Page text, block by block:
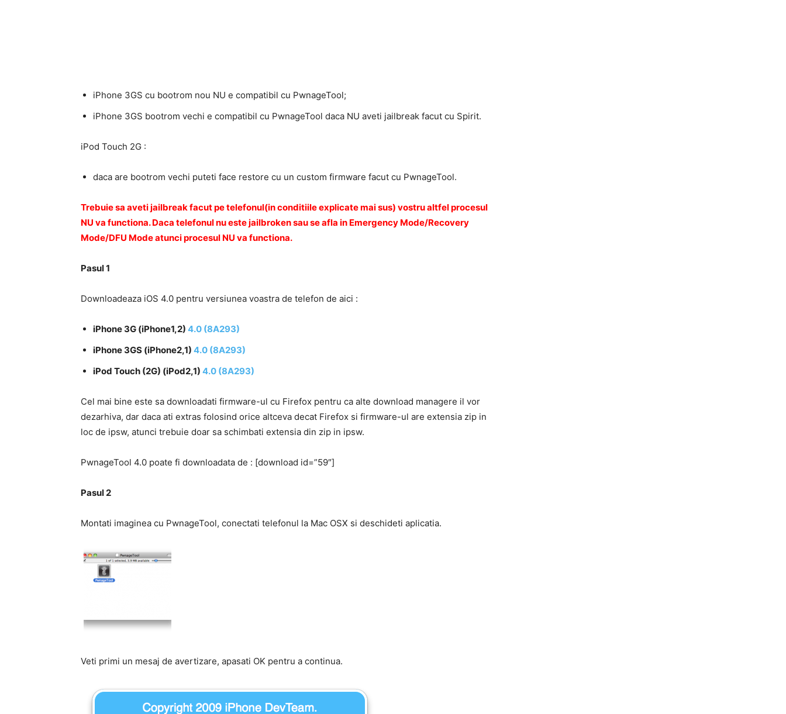
iPhone 3GS cu bootrom nou NU e compatibil cu PwnageTool;
iPhone 3GS bootrom vechi e compatibil cu PwnageTool daca NU aveti jailbreak facut cu Spirit.
iPod Touch 2G :
daca are bootrom vechi puteti face restore cu un custom firmware facut cu PwnageTool.
Trebuie sa aveti jailbreak facut pe telefonul(in conditiile explicate mai sus) vostru altfel procesul
NU va functiona. Daca telefonul nu este jailbroken sau se afla in Emergency Mode/Recovery
Mode/DFU Mode atunci procesul NU va functiona.
Pasul 1
Downloadeaza iOS 4.0 pentru versiunea voastra de telefon de aici :
iPhone 3G (iPhone1,2) 4.0 (8A293)
iPhone 3GS (iPhone2,1) 4.0 (8A293)
iPod Touch (2G) (iPod2,1) 4.0 (8A293)
Cel mai bine este sa downloadati firmware-ul cu Firefox pentru ca alte download managere il vor
dezarhiva, dar daca ati extras folosind orice altceva decat Firefox si firmware-ul are extensia zip in
loc de ipsw, atunci trebuie doar sa schimbati extensia din zip in ipsw.
PwnageTool 4.0 poate fi downloadata de : [download id=”59″]
Pasul 2
Montati imaginea cu PwnageTool, conectati telefonul la Mac OSX si deschideti aplicatia.
Veti primi un mesaj de avertizare, apasati OK pentru a continua.